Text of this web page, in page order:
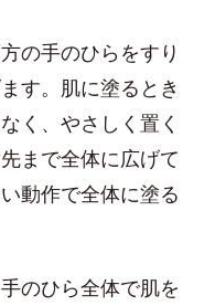
の手のひらをすり
す。肌に塗るとき
く、やさしく置く
まで全体に広げて
動作で全体に塗る
のひら全体で肌を